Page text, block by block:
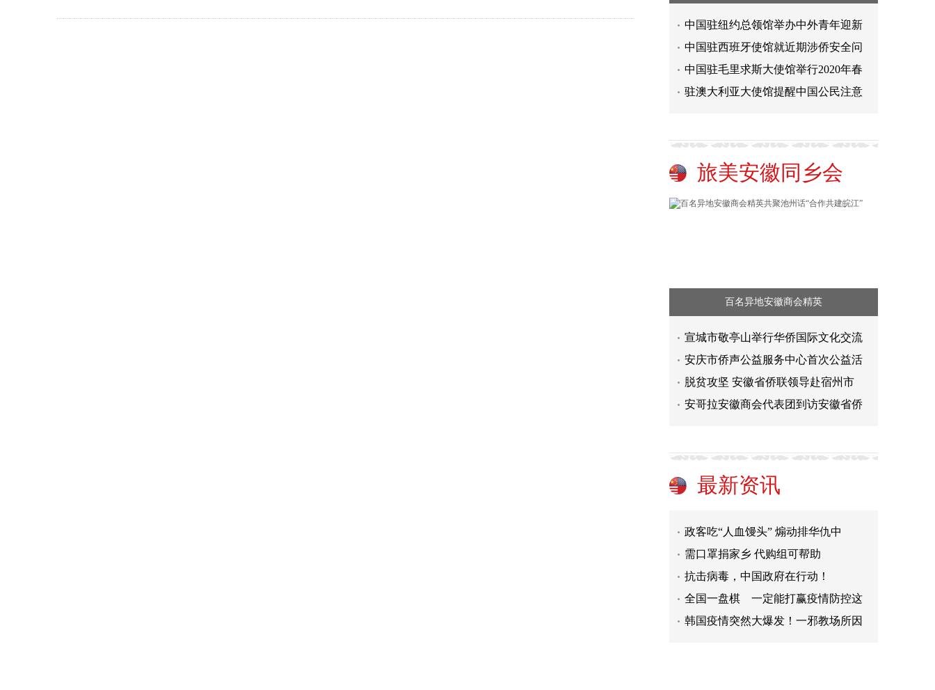
中国驻纽约总领馆举办中外青年迎新
中国驻西班牙使馆就近期涉侨安全问
中国驻毛里求斯大使馆举行2020年春
驻澳大利亚大使馆提醒中国公民注意
旅美安徽同乡会
百名异地安徽商会精英
宣城市敬亭山举行华侨国际文化交流
安庆市侨声公益服务中心首次公益活
脱贫攻坚 安徽省侨联领导赴宿州市
安哥拉安徽商会代表团到访安徽省侨
最新资讯
世界华人精英会的志愿者抗击疫情在
對話|一位娶了中国媳妇的德裔澳籍